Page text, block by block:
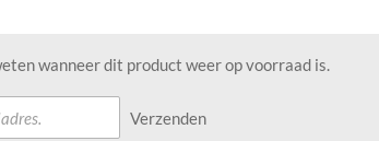
wanneer dit product weer op voorraad is.
Verzenden